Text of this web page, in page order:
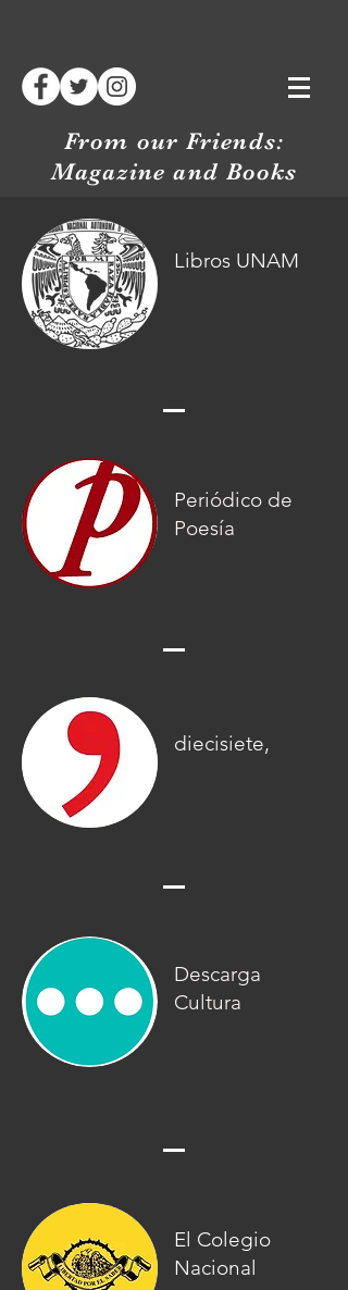
From our Friends:
Magazine and Books
Libros UNAM
Periódico de
Poesía
diecisiete,
Descarga
Cultura
El Colegio
Nacional